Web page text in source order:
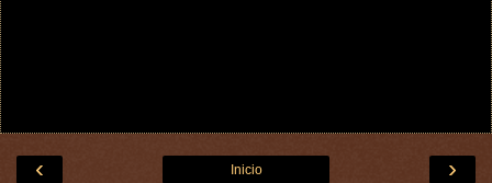
‹ ›
Inicio